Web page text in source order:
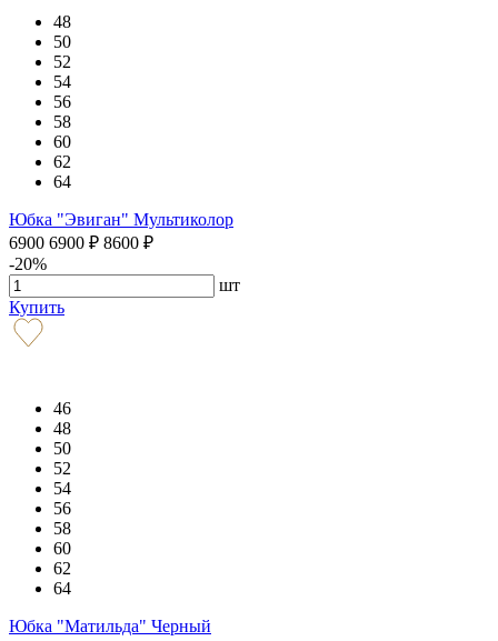
48
50
52
54
56
58
60
62
64
Юбка "Эвиган" Мультиколор
6900 6900 ₽ 8600 ₽
-20%
шт
Купить
46
48
50
52
54
56
58
60
62
64
Юбка "Матильда" Черный